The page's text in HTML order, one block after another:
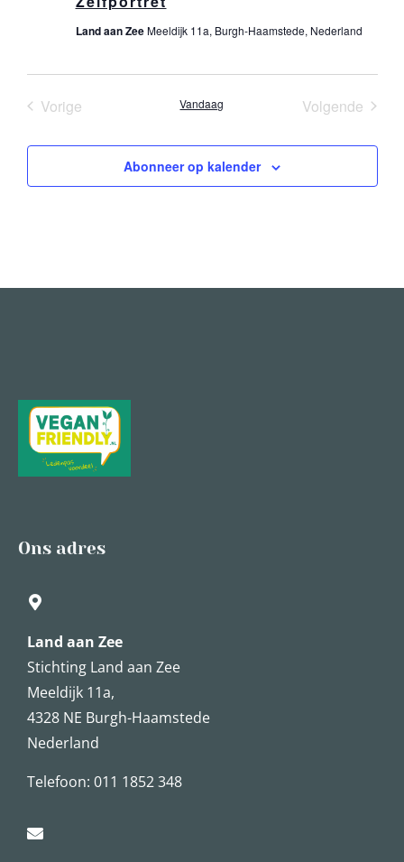
Land aan ZeeMeeldijk 11a, Burgh-Haamstede, Nederland
VorigeEvenementen Vandaag Volgende
Abonneer op kalender
Ons adres
Land aan Zee
Stichting Land aan Zee
Meeldijk 11a,
4328 NE Burgh-Haamstede
Nederland
Telefoon: 011 1852 348